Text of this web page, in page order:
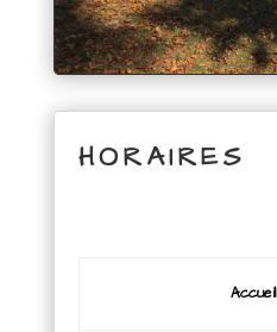
HORAIRES
Accueil